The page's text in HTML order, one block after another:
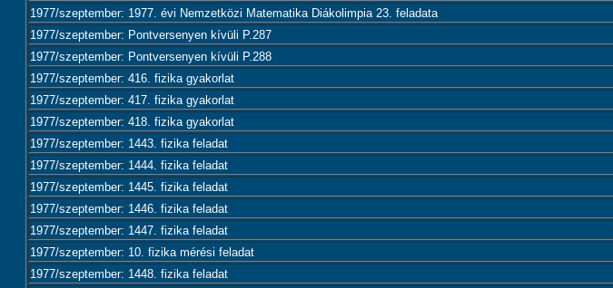
1977/szeptember: 1977. évi Nemzetközi Matematika Diákolimpia 23. feladata
1977/szeptember: Pontversenyen kívüli P.287
1977/szeptember: Pontversenyen kívüli P.288
1977/szeptember: 416. fizika gyakorlat
1977/szeptember: 417. fizika gyakorlat
1977/szeptember: 418. fizika gyakorlat
1977/szeptember: 1443. fizika feladat
1977/szeptember: 1444. fizika feladat
1977/szeptember: 1445. fizika feladat
1977/szeptember: 1446. fizika feladat
1977/szeptember: 1447. fizika feladat
1977/szeptember: 10. fizika mérési feladat
1977/szeptember: 1448. fizika feladat